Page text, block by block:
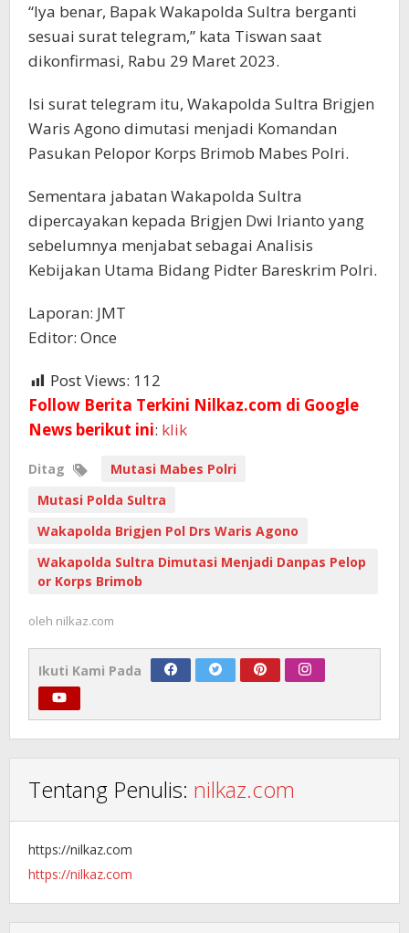
“Iya benar, Bapak Wakapolda Sultra berganti
sesuai surat telegram,” kata Tiswan saat
dikonfirmasi, Rabu 29 Maret 2023.
Isi surat telegram itu, Wakapolda Sultra Brigjen
Waris Agono dimutasi menjadi Komandan
Pasukan Pelopor Korps Brimob Mabes Polri.
Sementara jabatan Wakapolda Sultra
dipercayakan kepada Brigjen Dwi Irianto yang
sebelumnya menjabat sebagai Analisis
Kebijakan Utama Bidang Pidter Bareskrim Polri.
Laporan: JMT
Editor: Once
Post Views: 112
Follow Berita Terkini Nilkaz.com di Google
News berikut ini: klik
Ditag
Mutasi Mabes Polri
Mutasi Polda Sultra
Wakapolda Brigjen Pol Drs Waris Agono
Wakapolda Sultra Dimutasi Menjadi Danpas Pelop
or Korps Brimob
oleh nilkaz.com
Ikuti Kami Pada
Tentang Penulis: nilkaz.com
https://nilkaz.com
https://nilkaz.com